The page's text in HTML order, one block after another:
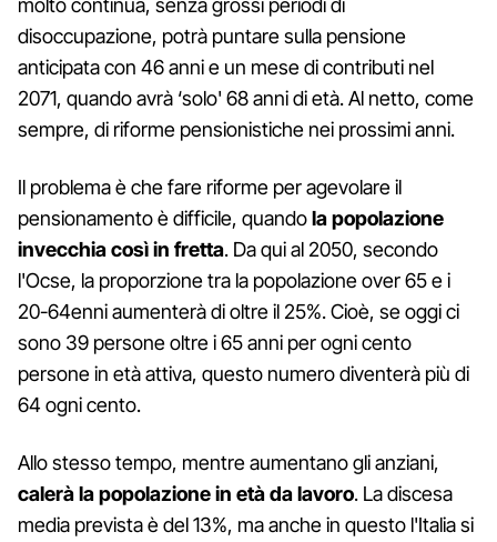
molto continua, senza grossi periodi di
disoccupazione, potrà puntare sulla pensione
anticipata con 46 anni e un mese di contributi nel
2071, quando avrà ‘solo' 68 anni di età. Al netto, come
sempre, di riforme pensionistiche nei prossimi anni.
Il problema è che fare riforme per agevolare il
pensionamento è difficile, quandola popolazione
invecchia così in fretta. Da qui al 2050, secondo
l'Ocse, la proporzione tra la popolazione over 65 e i
20-64enni aumenterà di oltre il 25%. Cioè, se oggi ci
sono 39 persone oltre i 65 anni per ogni cento
persone in età attiva, questo numero diventerà più di
64 ogni cento.
Allo stesso tempo, mentre aumentano gli anziani,
calerà la popolazione in età da lavoro. La discesa
media prevista è del 13%, ma anche in questo l'Italia si